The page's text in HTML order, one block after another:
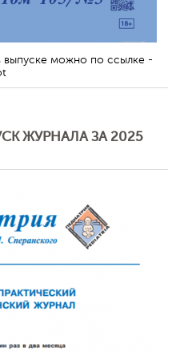
выпуске можно по ссылке -
ЖУРНАЛА ЗА 2025